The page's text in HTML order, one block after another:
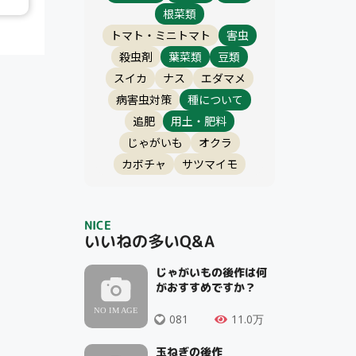
根菜類
トマト・ミニトマト
害虫
殺虫剤
葉菜類
豆類
スイカ
ナス
エダマメ
病害虫対策
種について
追肥
用土・肥料
じゃがいも
オクラ
カボチャ
サツマイモ
NICE
いいねの多いQ&A
じゃがいもの後作は何
がおすすめですか？
081 11.0万
玉ねぎの後作